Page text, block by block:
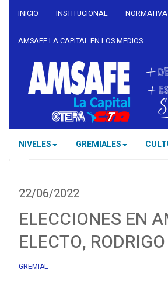
INICIO INSTITUCIONAL NORMATIVA
AMSAFE LA CAPITAL EN LOS MEDIOS
NIVELES GREMIALES
22/06/2022
ELECCIONES EN
ELECTO,
GREMIAL